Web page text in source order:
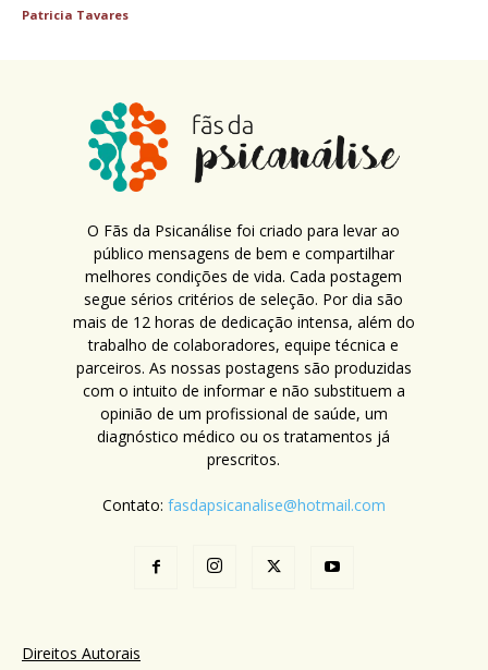
Patricia Tavares
O Fãs da Psicanálise foi criado para levar ao
público mensagens de bem e compartilhar
melhores condições de vida. Cada postagem
segue sérios critérios de seleção. Por dia são
mais de 12 horas de dedicação intensa, além do
trabalho de colaboradores, equipe técnica e
parceiros. As nossas postagens são produzidas
com o intuito de informar e não substituem a
opinião de um profissional de saúde, um
diagnóstico médico ou os tratamentos já
prescritos.
Contato: fasdapsicanalise@hotmail.com
Direitos Autorais